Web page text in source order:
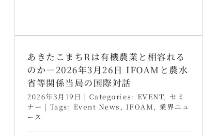
あきたこまちRは有機農業と相容れる
のか―2026年3月26日 IFOAMと農水
省等関係当局の国際対話
2026年3月19日 | Categories: EVENT, セミ
ナー | Tags: Event News , IFOAM , 業界ニュ
ース